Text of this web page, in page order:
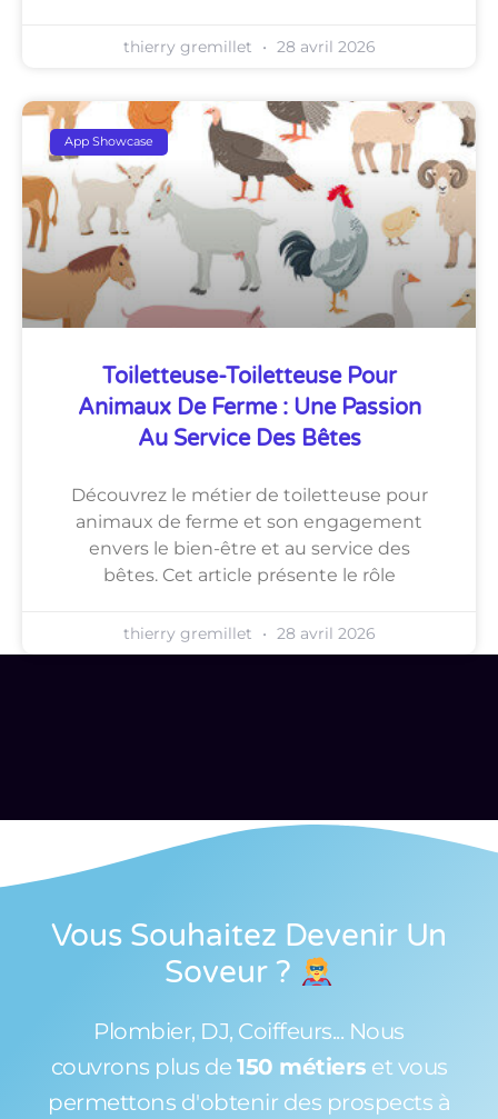
thierry gremillet 28 avril 2026
App Showcase
Toiletteuse-Toiletteuse Pour
Animaux De Ferme : Une Passion
Au Service Des Bêtes
Découvrez le métier de toiletteuse pour
animaux de ferme et son engagement
envers le bien-être et au service des
bêtes. Cet article présente le rôle
thierry gremillet 28 avril 2026
Vous Souhaitez Devenir Un
Soveur ?
Plombier, DJ, Coiffeurs... Nous
couvrons plus de 150 métiers et vous
permettons d'obtenir des prospects à